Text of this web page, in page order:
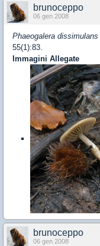
brunoceppo
06 gen 2008
Phaeogalera dissimulans
55(1):83.
Immagini Allegate
brunoceppo
06 gen 2008